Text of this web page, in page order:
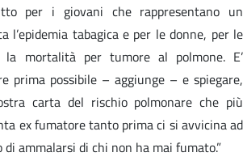
per i giovani che rappresentano un
l’epidemia tabagica e per le donne, per le
mortalità per tumore al polmone. E’
prima possibile – aggiunge – e spiegare,
carta del rischio polmonare che più
ex fumatore tanto prima ci si avvicina ad
ammalarsi di chi non ha mai fumato.”